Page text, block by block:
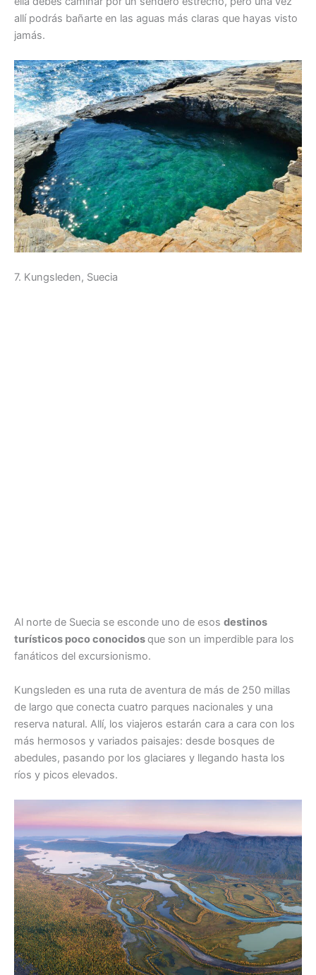
allí podrás bañarte en las aguas más claras que hayas visto
jamás.
7. Kungsleden, Suecia
Al norte de Suecia se esconde uno de esos destinos
turísticos poco conocidosque son un imperdible para los
fanáticos del excursionismo.
Kungsleden es una ruta de aventura de más de 250 millas
de largo que conecta cuatro parques nacionales y una
reserva natural. Allí, los viajeros estarán cara a cara con los
más hermosos y variados paisajes: desde bosques de
abedules, pasando por los glaciares y llegando hasta los
ríos y picos elevados.